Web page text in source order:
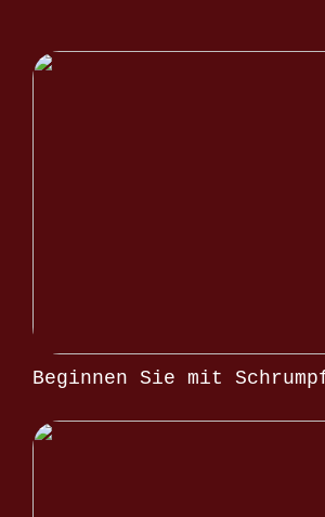
Beginnen Sie mit